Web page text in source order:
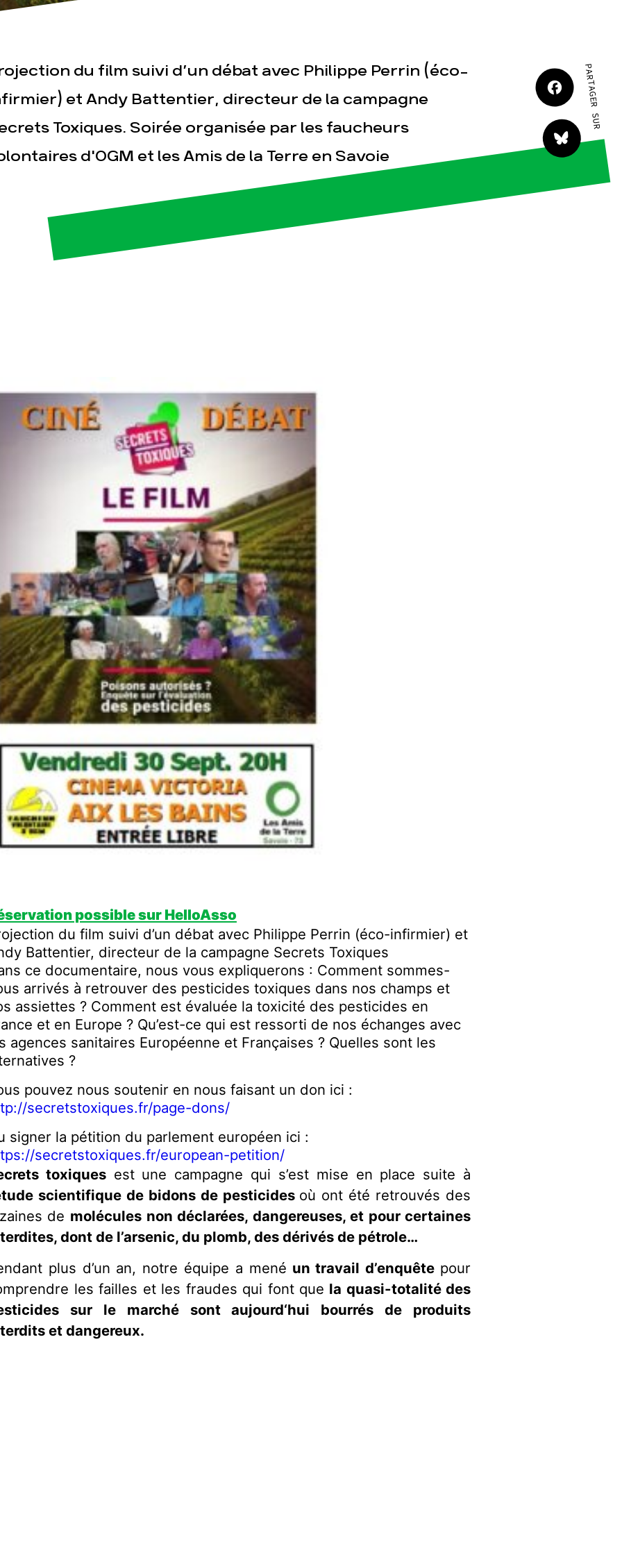
Publications Contact
du film suivi d’un débat avec Philippe Perrin (éco-
et Andy Battentier, directeur de la campagne
Toxiques. Soirée organisée par les faucheurs
d'OGM et les Amis de la Terre en Savoie
PARTAGER SUR
possible sur HelloAsso
du film suivi d’un débat avec Philippe Perrin (éco-infirmier) et
Battentier, directeur de la campagne Secrets Toxiques
ce documentaire, nous vous expliquerons : Comment sommes-
arrivés à retrouver des pesticides toxiques dans nos champs et
assiettes ? Comment est évaluée la toxicité des pesticides en
et en Europe ? Qu’est-ce qui est ressorti de nos échanges avec
agences sanitaires Européenne et Françaises ? Quelles sont les
?
pouvez nous soutenir en nous faisant un don ici :
secretstoxiques.fr/page-dons/
signer la pétition du parlement européen ici :
secretstoxiques.fr/european-petition/
toxiquesest une campagne qui s’est mise en place suite à
scientifique de bidons de pesticides où ont été retrouvés des
de molécules non déclarées, dangereuses, et pour certaines
dont de l’arsenic, du plomb, des dérivés de pétrole…
plus d’un an, notre équipe a mené un travail d’enquête pour
les failles et les fraudes qui font que la quasi-totalité des
sur le marché sont aujourd‘hui bourrés de produits
et dangereux.